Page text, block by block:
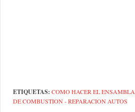
ETIQUETAS: COMO HACER EL
DE COMBUSTION - REPARACION AUTOS